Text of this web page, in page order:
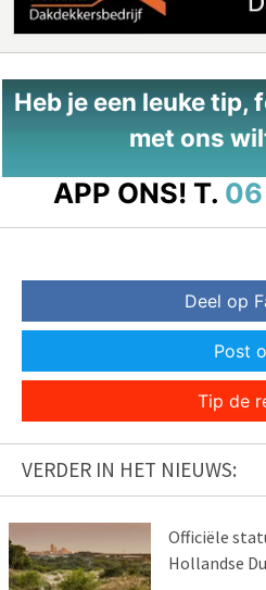
Heb je een leuke tip,
met ons
APP ONS! T. 06
Deel op
Post
Tip de
VERDER IN HET NIEUWS:
Officiële
Hollandse